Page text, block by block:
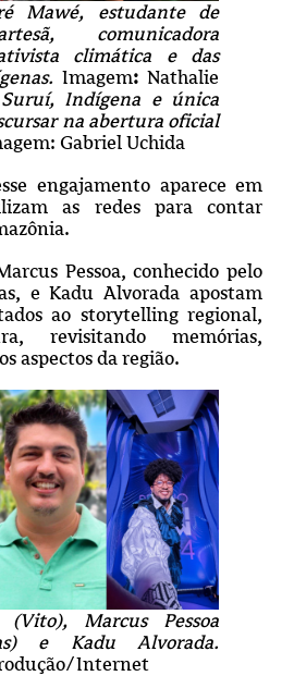
Mawé, estudante de
comunicadora
climática e das
Imagem:Nathalie
Indígena e única
na abertura oficial
Gabriel Uchida
engajamento aparece em
as redes para contar
Pessoa, conhecido pelo
e Kadu Alvorada apostam
ao storytelling regional,
revisitando memórias,
aspectos da região.
Marcus Pessoa
e Kadu Alvorada.
Internet